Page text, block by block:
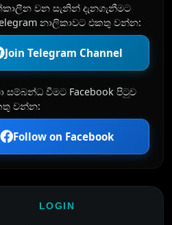
වන සැනින් දැනගැනීමට
නාලිකාවට එකතු වන්න:
Join Telegram Channel
සම්බන්ධ වීමට Facebook පිටුව
වන්න:
Follow on Facebook
LOGIN